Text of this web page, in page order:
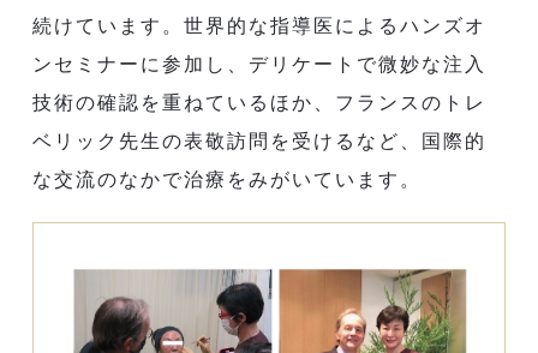
続けています。世界的な指導医によるハンズオ
ンセミナーに参加し、デリケートで微妙な注入
技術の確認を重ねているほか、フランスのトレ
ベリック先生の表敬訪問を受けるなど、国際的
な交流のなかで治療をみがいています。